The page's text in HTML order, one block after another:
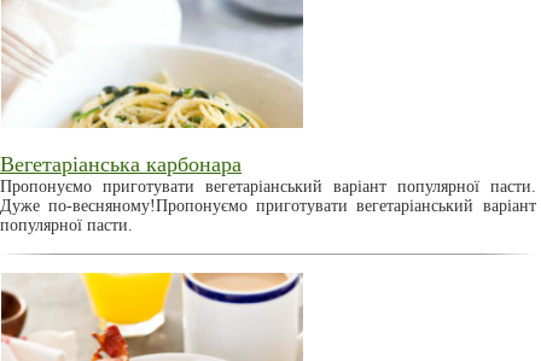
Вегетаріанська карбонара
Пропонуємо приготувати вегетаріанський варіант популярної пасти.
Дуже по-весняному!Пропонуємо приготувати вегетаріанський варіант
популярної пасти.